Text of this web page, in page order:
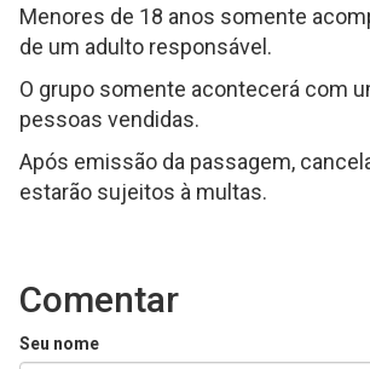
Menores de 18 anos somente
de um adulto responsável.
O grupo somente acontecerá com
pessoas vendidas.
Após emissão da passagem,
estarão sujeitos à multas.
Comentar
Seu nome